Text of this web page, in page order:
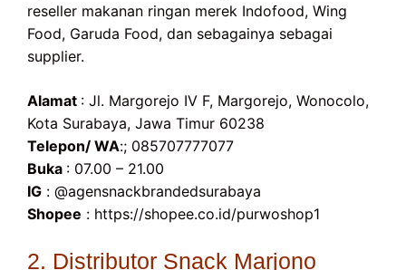
reseller makanan ringan merek Indofood, Wing
Food, Garuda Food, dan sebagainya sebagai
supplier.
Alamat : Jl. Margorejo IV F, Margorejo, Wonocolo,
Kota Surabaya, Jawa Timur 60238
Telepon/ WA:; 085707777077
Buka : 07.00 – 21.00
IG : @agensnackbrandedsurabaya
Shopee : https://shopee.co.id/purwoshop1
2. Distributor Snack Marjono